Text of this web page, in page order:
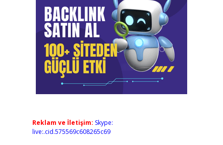
Reklam ve İletişim: Skype:
live:.cid.575569c608265c69